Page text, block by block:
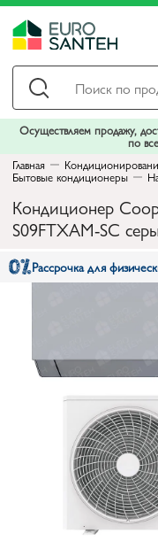
Осуществляем продажу,
по
Главная
Бытовые кондиционеры
Кондиционер
S09FTXAM-SC
Рассрочка для